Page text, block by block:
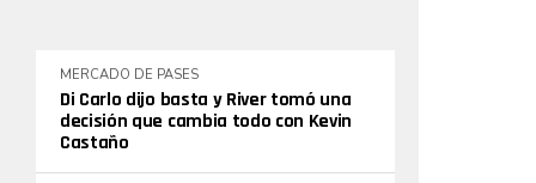
MERCADO DE PASES
Di Carlo dijo basta y River tomó una
decisión que cambia todo con Kevin
Castaño